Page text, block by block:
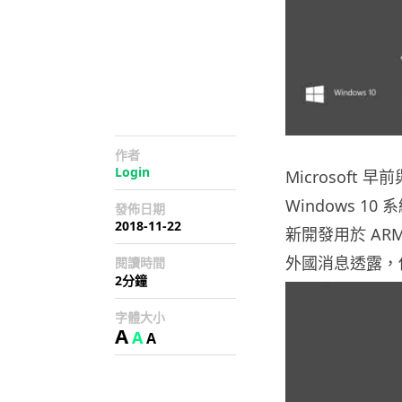
作者
Login
發佈日期
2018-11-22
閱讀時間
2分鐘
字體大小
AAA
Microsoft 早前
Windows 10 系
新開發用於
外國消息透露